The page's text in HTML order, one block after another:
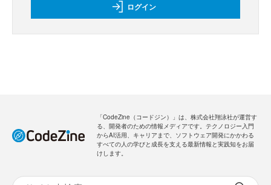
ログイン
「CodeZine（コードジン）」は、株式会社翔泳社が運営す
る、開発者のための情報メディアです。テクノロジー入門
からAI活用、キャリアまで、ソフトウェア開発にかかわる
すべての人の学びと成長を支える最新情報と実践知をお届
けします。